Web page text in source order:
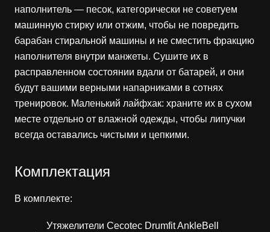
наполнитель — песок, категорически не советуем
машинную стирку или отжим, чтобы не повредить
барабан стиральной машины и не сместить фракцию
наполнителя внутри манжеты. Сушите их в
расправленном состоянии вдали от батарей, и они
будут вашими верными напарниками в сотнях
тренировок. Маленький лайфхак: храните их в сухом
месте отдельно от влажной одежды, чтобы липучки
всегда оставались чистыми и цепкими.
Комплектация
В комплекте:
Утяжелители Cecotec Drumfit AnkleBell